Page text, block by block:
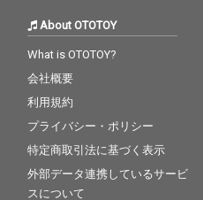
About OTOTOY
What is OTOTOY?
会社概要
利用規約
プライバシー・ポリシー
特定商取引法に基づく表示
外部データ連携しているサービ
スについて